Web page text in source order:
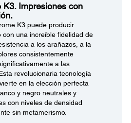
Impresiones con
K3 puede producir
con una increíble fidelidad de
a los arañazos, a la
consistentemente
a las
revolucionaria tecnología
en la elección perfecta
y negro neutrales y
con niveles de densidad
sin metamerismo.